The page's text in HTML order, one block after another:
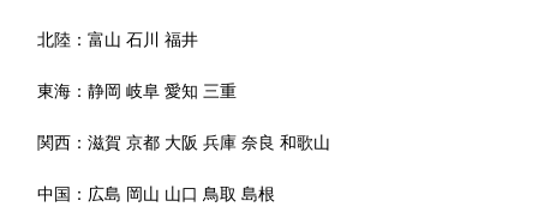
北陸：富山 石川 福井
東海：静岡 岐阜 愛知 三重
関西：滋賀 京都 大阪 兵庫 奈良 和歌山
中国： 広島 岡山 山口 鳥取 島根